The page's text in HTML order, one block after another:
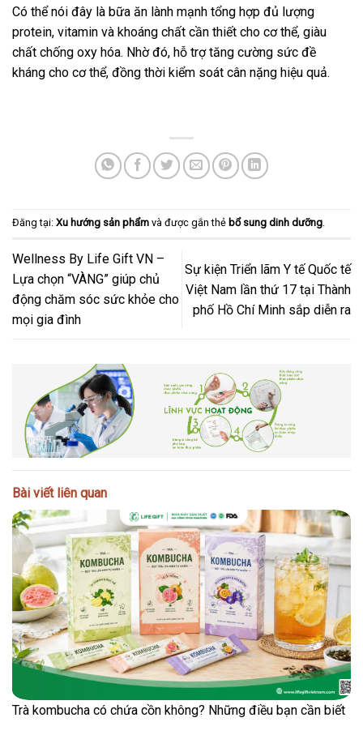
Có thể nói đây là bữa ăn lành mạnh tổng hợp đủ lượng
protein, vitamin và khoáng chất cần thiết cho cơ thể, giàu
chất chống oxy hóa. Nhờ đó, hỗ trợ tăng cường sức đề
kháng cho cơ thể, đồng thời kiểm soát cân nặng hiệu quả.
Đăng tại: Xu hướng sản phẩm và được gắn thẻ bổ sung dinh dưỡng.
Wellness By Life Gift VN –
Lựa chọn “VÀNG” giúp chủ
động chăm sóc sức khỏe cho
mọi gia đình
Sự kiện Triển lãm Y tế Quốc tế
Việt Nam lần thứ 17 tại Thành
phố Hồ Chí Minh sắp diễn ra
Bài viết liên quan
Trà kombucha có chứa cồn không? Những điều bạn cần biết